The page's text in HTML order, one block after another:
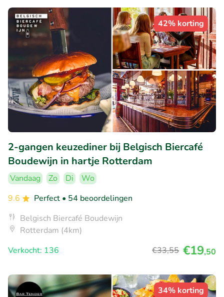
42% korting
2-gangen keuzediner bij Belgisch Biercafé
Boudewijn in hartje Rotterdam
Vandaag Zo Di
Wo
9.6
Perfect • 54 beoordelingen
Belgisch Biercafé Boudewijn
Rotterdam (4km)
Verkocht: 136
€33,55 €19,50
34% korting